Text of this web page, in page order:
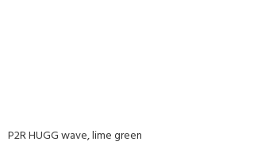
P2R HUGG wave, lime green